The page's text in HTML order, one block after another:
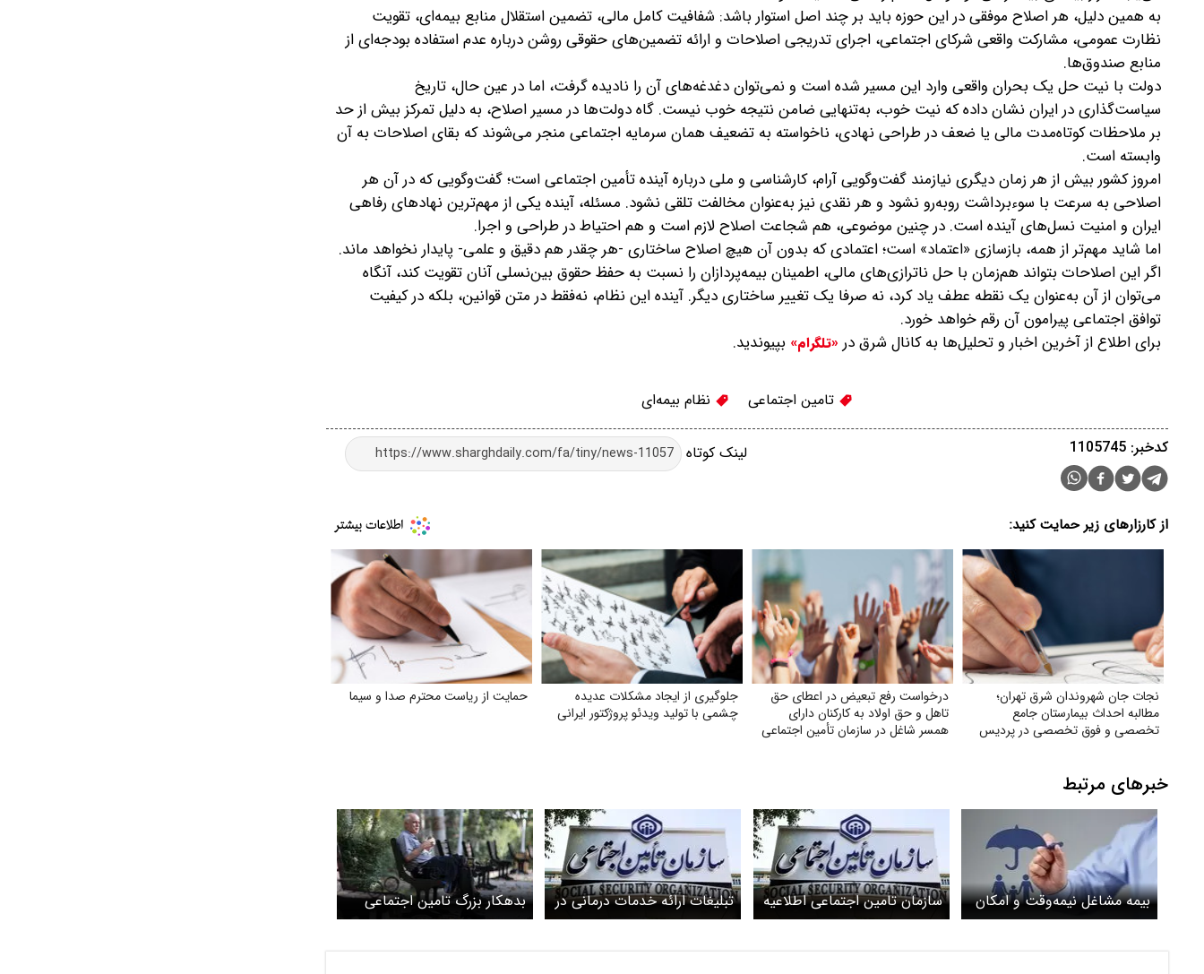
به همین دلیل، هر اصلاح موفقی در این حوزه باید بر چند اصل استوار باشد: شفافیت کامل مالی، تضمین استقلال منابع بیمه‌ای، تقویت
نظارت عمومی، مشارکت واقعی شرکای اجتماعی، اجرای تدریجی اصلاحات و ارائه تضمین‌های حقوقی روشن درباره عدم استفاده بودجه‌ای از
منابع صندوق‌ها.
دولت با نیت حل یک بحران واقعی وارد این مسیر شده است و نمی‌توان دغدغه‌های آن را نادیده گرفت، اما در عین حال، تاریخ
سیاست‌گذاری در ایران نشان داده که نیت خوب، به‌تنهایی ضامن نتیجه خوب نیست. گاه دولت‌ها در مسیر اصلاح، به دلیل تمرکز بیش از حد
بر ملاحظات کوتاه‌مدت مالی یا ضعف در طراحی نهادی، ناخواسته به تضعیف همان سرمایه اجتماعی منجر می‌شوند که بقای اصلاحات به آن
وابسته است.
امروز کشور بیش از هر زمان دیگری نیازمند گفت‌وگویی آرام، کارشناسی و ملی درباره آینده تأمین اجتماعی است؛ گفت‌وگویی که در آن هر
اصلاحی به سرعت با سوء‌برداشت روبه‌رو نشود و هر نقدی نیز به‌عنوان مخالفت تلقی نشود. مسئله، آینده یکی از مهم‌ترین نهادهای رفاهی
ایران و امنیت نسل‌های آینده است. در چنین موضوعی، هم شجاعت اصلاح لازم است و هم احتیاط در طراحی و اجرا.
اما شاید مهم‌تر از همه، بازسازی «اعتماد» است؛ اعتمادی که بدون آن هیچ اصلاح ساختاری -هر چقدر هم دقیق و علمی- پایدار نخواهد ماند.
اگر این اصلاحات بتواند هم‌زمان با حل ناترازی‌های مالی، اطمینان بیمه‌پردازان را نسبت به حفظ حقوق بین‌نسلی آنان تقویت کند، آنگاه
می‌توان از آن به‌عنوان یک نقطه عطف یاد کرد، نه صرفا یک تغییر ساختاری دیگر. آینده این نظام، نه‌فقط در متن قوانین، بلکه در کیفیت
توافق اجتماعی پیرامون آن رقم خواهد خورد.
برای اطلاع از آخرین اخبار و تحلیل‌ها به کانال شرق در «تلگرام» بپیوندید.
تامین اجتماعی نظام بیمه‌ای
لینک کوتاه کدخبر: 1105745
از کارزارهای زیر حمایت کنید:
نجات جان شهروندان شرق تهران؛
مطالبه احداث بیمارستان جامع
تخصصی و فوق تخصصی در پردیس
درخواست رفع تبعیض در اعطای حق
تاهل و حق اولاد به کارکنان دارای
همسر شاغل در سازمان تأمین اجتماعی
جلوگیری از ایجاد مشکلات عدیده
چشمی با تولید ویدئو پروژکتور ایرانی
حمایت از ریاست محترم صدا و سیما
خبرهای مرتبط
بیمه مشاغل نیمه‌وقت و امکان
تکمیل سوابق بیمه‌ای به صورت
سازمان تامین اجتماعی اطلاعیه
داد: حقوق مستمری بگیران از
تبلیغات ارائه خدمات درمانی در
منزل با بیمه درمانی کلاهبرداری
بدهکار بزرگ تامین اجتماعی
کیست ؟ چرا افزایش حقوق